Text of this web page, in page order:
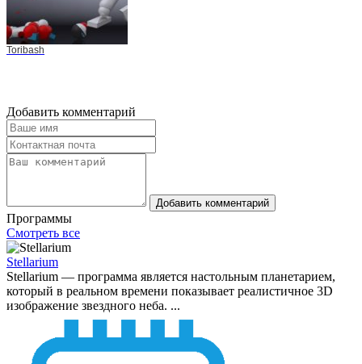
Toribash
Добавить комментарий
Добавить комментарий
Программы
Смотреть все
Stellarium
Stellarium — программа является настольным планетарием,
который в реальном времени показывает реалистичное 3D
изображение звездного неба. ...